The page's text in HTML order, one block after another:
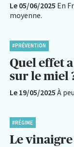
Le 05/06/2025 En
moyenne.
#PRÉVENTION
Quel effet
sur le miel
Le 19/05/2025 À
#RÉGIME
Le